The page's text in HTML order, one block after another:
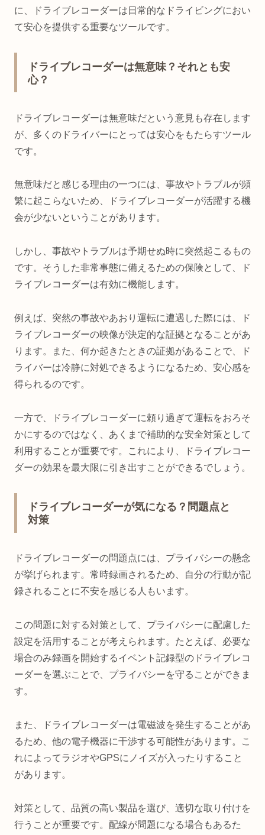
に、ドライブレコーダーは日常的なドライビングにおい
て安心を提供する重要なツールです。
ドライブレコーダーは無意味？それとも安
心？
ドライブレコーダーは無意味だという意見も存在します
が、多くのドライバーにとっては安心をもたらすツール
です。
無意味だと感じる理由の一つには、事故やトラブルが頻
繁に起こらないため、ドライブレコーダーが活躍する機
会が少ないということがあります。
しかし、事故やトラブルは予期せぬ時に突然起こるもの
です。そうした非常事態に備えるための保険として、ド
ライブレコーダーは有効に機能します。
例えば、突然の事故やあおり運転に遭遇した際には、ド
ライブレコーダーの映像が決定的な証拠となることがあ
ります。また、何か起きたときの証拠があることで、ド
ライバーは冷静に対処できるようになるため、安心感を
得られるのです。
一方で、ドライブレコーダーに頼り過ぎて運転をおろそ
かにするのではなく、あくまで補助的な安全対策として
利用することが重要です。これにより、ドライブレコー
ダーの効果を最大限に引き出すことができるでしょう。
ドライブレコーダーが気になる？問題点と
対策
ドライブレコーダーの問題点には、プライバシーの懸念
が挙げられます。常時録画されるため、自分の行動が記
録されることに不安を感じる人もいます。
この問題に対する対策として、プライバシーに配慮した
設定を活用することが考えられます。たとえば、必要な
場合のみ録画を開始するイベント記録型のドライブレコ
ーダーを選ぶことで、プライバシーを守ることができま
す。
また、ドライブレコーダーは電磁波を発生することがあ
るため、他の電子機器に干渉する可能性があります。こ
れによってラジオやGPSにノイズが入ったりすること
があります。
対策として、品質の高い製品を選び、適切な取り付けを
行うことが重要です。配線が問題になる場合もあるた